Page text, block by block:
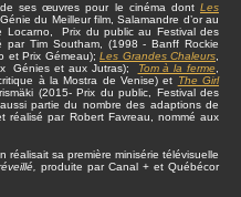
ses œuvres pour le cinéma dont Les
du Meilleur film, Salamandre d’or au
Locarno, Prix du public au Festival des
par Tim Southam, (1998 - Banff Rockie
et Prix Gémeau); Les Grandes Chaleurs
Génies et aux Jutras);
Tom à la ferme
à la Mostra de Venise) et The Girl
(2015- Prix du public, Festival des
partie du nombre des adaptions de
réalisé par Robert Favreau, nommé aux
réalisait sa première minisérie télévisuelle
produite par Canal + et Québécor